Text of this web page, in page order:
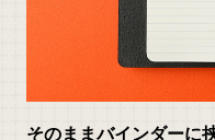
そのままバインダーに